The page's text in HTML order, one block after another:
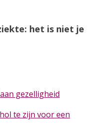
het is niet je
gezelligheid
te zijn voor een